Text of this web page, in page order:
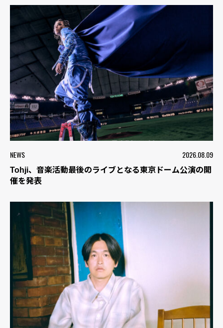
NEWS 2026.08.09
Tohji、音楽活動最後のライブとなる東京ドーム公演の開
催を発表